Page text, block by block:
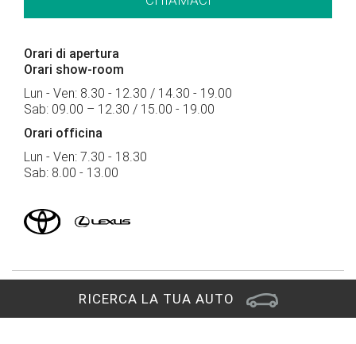
RICERCA LA TUA AUTO
Orari di apertura
Orari show-room
Lun - Ven: 8.30 - 12.30 / 14.30 - 19.00
Sab: 09.00 – 12.30 / 15.00 - 19.00
Orari officina
Lun - Ven: 7.30 - 18.30
Sab: 8.00 - 13.00
Sede di Pordenone